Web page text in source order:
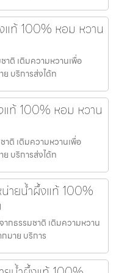
แท้ 100% หอม หวาน
ติ เติมความหวานเพื่อ
บริการส่งได้ท
ท้ 100% หอม หวาน
ติ เติมความหวานเพื่อ
บริการส่งได้ท
ายน้ำผึ้งแท้ 100%
กธรรมชาติ เติมความหวาน
มาย บริการ